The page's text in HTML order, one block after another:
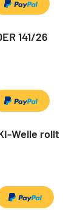
141/26
Welle rollt